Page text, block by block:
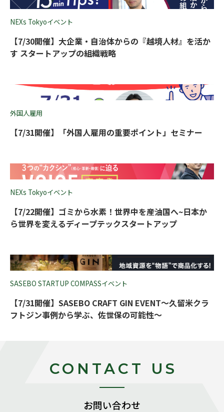
NEXs Tokyoイベント
【7/30開催】大企業・自治体からの『越境人材』を活か
す スタートアップの組織戦略
外国人雇用
【7/31開催】「外国人雇用の重要ポイント」セミナー
NEXs Tokyoイベント
【7/22開催】ゴミから水素！世界中を産油国へ~日本か
ら世界を変えるディープテックスタートアップ
SASEBO STARTUP COMPASSイベント
【7/31開催】SASEBO CRAFT GIN EVENT～久留米クラ
フトジン事例から学ぶ、佐世保の可能性～
CONTACT US
お問い合わせ